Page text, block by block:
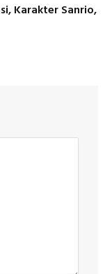
Karakter Sanrio,